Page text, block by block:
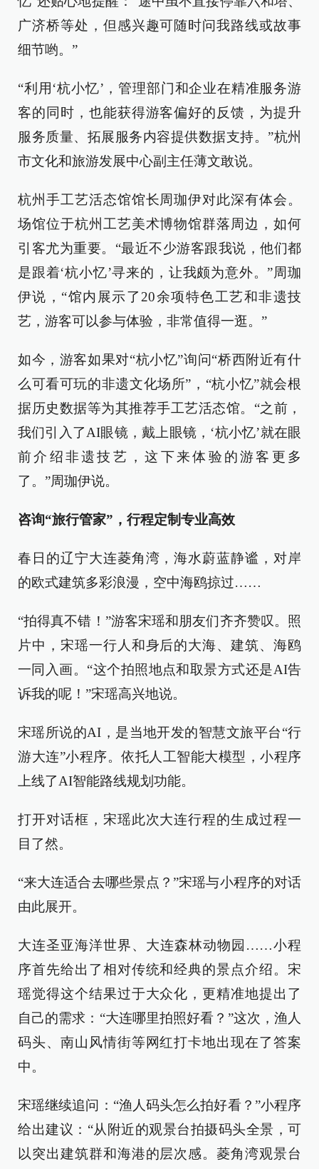
广济桥等处，但感兴趣可随时问我路线或故事
细节哟。”
“利用‘杭小忆’，管理部门和企业在精准服务游
客的同时，也能获得游客偏好的反馈，为提升
服务质量、拓展服务内容提供数据支持。”杭州
市文化和旅游发展中心副主任薄文敢说。
杭州手工艺活态馆馆长周珈伊对此深有体会。
场馆位于杭州工艺美术博物馆群落周边，如何
引客尤为重要。“最近不少游客跟我说，他们都
是跟着‘杭小忆’寻来的，让我颇为意外。”周珈
伊说，“馆内展示了20余项特色工艺和非遗技
艺，游客可以参与体验，非常值得一逛。”
如今，游客如果对“杭小忆”询问“桥西附近有什
么可看可玩的非遗文化场所”，“杭小忆”就会根
据历史数据等为其推荐手工艺活态馆。“之前，
我们引入了AI眼镜，戴上眼镜，‘杭小忆’就在眼
前介绍非遗技艺，这下来体验的游客更多
了。”周珈伊说。
咨询“旅行管家”，行程定制专业高效
春日的辽宁大连菱角湾，海水蔚蓝静谧，对岸
的欧式建筑多彩浪漫，空中海鸥掠过……
“拍得真不错！”游客宋瑶和朋友们齐齐赞叹。照
片中，宋瑶一行人和身后的大海、建筑、海鸥
一同入画。“这个拍照地点和取景方式还是AI告
诉我的呢！”宋瑶高兴地说。
宋瑶所说的AI，是当地开发的智慧文旅平台“行
游大连”小程序。依托人工智能大模型，小程序
上线了AI智能路线规划功能。
打开对话框，宋瑶此次大连行程的生成过程一
目了然。
“来大连适合去哪些景点？”宋瑶与小程序的对话
由此展开。
大连圣亚海洋世界、大连森林动物园……小程
序首先给出了相对传统和经典的景点介绍。宋
瑶觉得这个结果过于大众化，更精准地提出了
自己的需求：“大连哪里拍照好看？”这次，渔人
码头、南山风情街等网红打卡地出现在了答案
中。
宋瑶继续追问：“渔人码头怎么拍好看？”小程序
给出建议：“从附近的观景台拍摄码头全景，可
以突出建筑群和海港的层次感。菱角湾观景台